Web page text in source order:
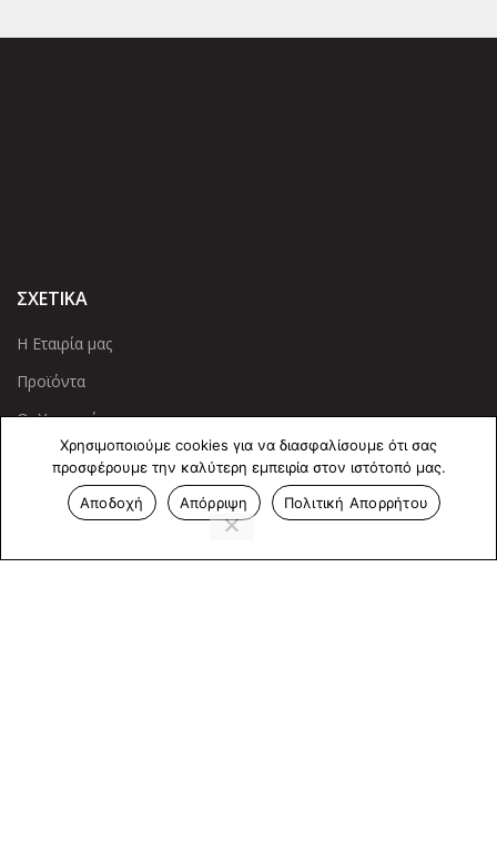
ΣΧΕΤΙΚΑ
Η Εταιρία μας
Προϊόντα
Οι Υπηρεσίες μας
ΠΛΗΡΟΦΟΡΙΕΣ
Πολιτική Απορρήτου
Cookies
Χρησιμοποιούμε cookies για να διασφαλίσουμε ότι σας
προσφέρουμε την καλύτερη εμπειρία στον ιστότοπό μας.
Αποδοχή
Απόρριψη Πολιτική Απορρήτου